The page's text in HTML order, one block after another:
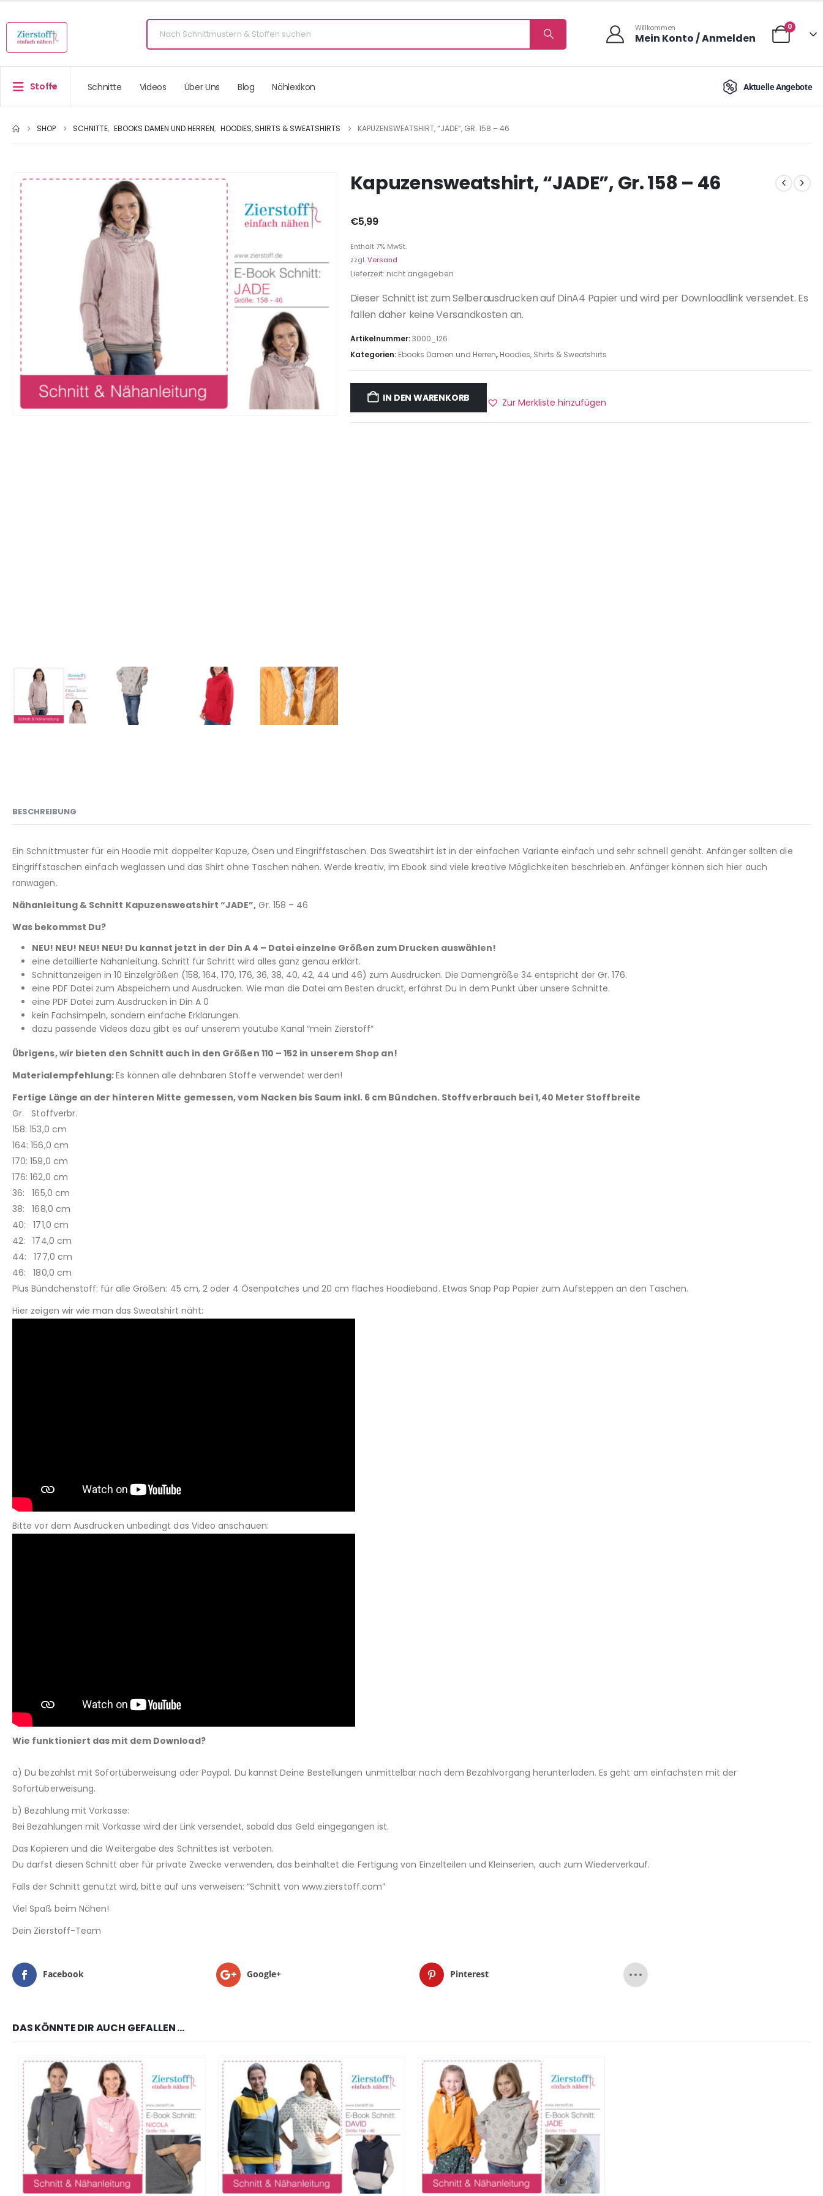
Willkommen
Mein Konto / Anmelden
0
Stoffe Schnitte Videos Über Uns Blog Nählexikon Aktuelle Angebote
SHOP SCHNITTE, EBOOKS DAMEN UND HERREN, HOODIES, SHIRTS & SWEATSHIRTS KAPUZENSWEATSHIRT, “JADE”, GR. 158 – 46
Kapuzensweatshirt, “JADE”, Gr. 158 – 46
€5,99
Enthält 7% MwSt.
zzgl.Versand
Lieferzeit: nicht angegeben
Dieser Schnitt ist zum Selberausdrucken auf DinA4 Papier und wird per Downloadlink versendet. Es
fallen daher keine Versandkosten an.
Artikelnummer:3000_126
Kategorien: Ebooks Damen und Herren, Hoodies, Shirts & Sweatshirts
IN DEN WARENKORB Zur Merkliste hinzufügen
BESCHREIBUNG
Ein Schnittmuster für ein Hoodie mit doppelter Kapuze, Ösen und Eingriffstaschen. Das Sweatshirt ist in der einfachen Variante einfach und sehr schnell genäht. Anfänger sollten die
Eingriffstaschen einfach weglassen und das Shirt ohne Taschen nähen. Werde kreativ, im Ebook sind viele kreative Möglichkeiten beschrieben. Anfänger können sich hier auch
ranwagen.
Nähanleitung & Schnitt Kapuzensweatshirt “JADE”, Gr. 158 – 46
Was bekommst Du?
NEU! NEU! NEU! NEU! Du kannst jetzt in der Din A 4 – Datei einzelne Größen zum Drucken auswählen!
eine detaillierte Nähanleitung. Schritt für Schritt wird alles ganz genau erklärt.
Schnittanzeigen in 10 Einzelgrößen (158, 164, 170, 176, 36, 38, 40, 42, 44 und 46) zum Ausdrucken. Die Damengröße 34 entspricht der Gr. 176.
eine PDF Datei zum Abspeichern und Ausdrucken. Wie man die Datei am Besten druckt, erfährst Du in dem Punkt über unsere Schnitte.
eine PDF Datei zum Ausdrucken in Din A 0
kein Fachsimpeln, sondern einfache Erklärungen.
dazu passende Videos dazu gibt es auf unserem youtube Kanal “mein Zierstoff”
Übrigens, wir bieten den Schnitt auch in den Größen 110 – 152 in unserem Shop an!
Materialempfehlung:Es können alle dehnbaren Stoffe verwendet werden!
Fertige Länge an der hinteren Mitte gemessen, vom Nacken bis Saum inkl. 6 cm Bündchen. Stoffverbrauch bei 1,40 Meter Stoffbreite
Gr. Stoffverbr.
158: 153,0 cm
164: 156,0 cm
170: 159,0 cm
176: 162,0 cm
36: 165,0 cm
38: 168,0 cm
40: 171,0 cm
42: 174,0 cm
44: 177,0 cm
46: 180,0 cm
Plus Bündchenstoff: für alle Größen: 45 cm, 2 oder 4 Ösenpatches und 20 cm flaches Hoodieband. Etwas Snap Pap Papier zum Aufsteppen an den Taschen.
Hier zeigen wir wie man das Sweatshirt näht:
Bitte vor dem Ausdrucken unbedingt das Video anschauen:
Wie funktioniert das mit dem Download?
a) Du bezahlst mit Sofortüberweisung oder Paypal. Du kannst Deine Bestellungen unmittelbar nach dem Bezahlvorgang herunterladen. Es geht am einfachsten mit der
Sofortüberweisung.
b) Bezahlung mit Vorkasse:
Bei Bezahlungen mit Vorkasse wird der Link versendet, sobald das Geld eingegangen ist.
Das Kopieren und die Weitergabe des Schnittes ist verboten.
Du darfst diesen Schnitt aber für private Zwecke verwenden, das beinhaltet die Fertigung von Einzelteilen und Kleinserien, auch zum Wiederverkauf.
Falls der Schnitt genutzt wird, bitte auf uns verweisen: “Schnitt von www.zierstoff.com”
Viel Spaß beim Nähen!
Dein Zierstoff-Team
Facebook Google+ Pinterest
DAS KÖNNTE DIR AUCH GEFALLEN …